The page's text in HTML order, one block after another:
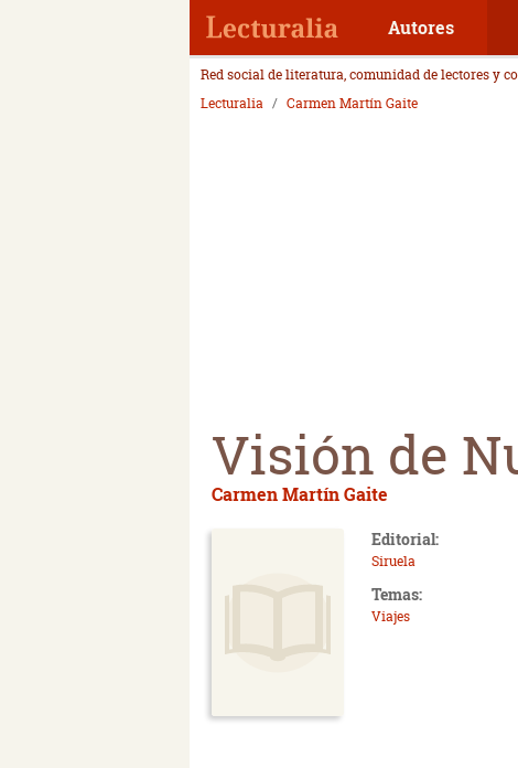
Autores
Red social de literatura, comunidad de lectores y
Lecturalia
Carmen Martín Gaite
Visión de
Carmen Martín Gaite
Editorial:
Siruela
Temas:
Viajes